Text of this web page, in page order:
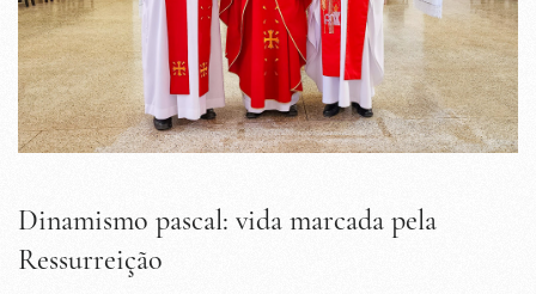
Dinamismo pascal: vida marcada pela
Ressurreição